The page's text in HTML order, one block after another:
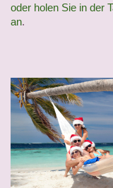
oder holen Sie in der
an.